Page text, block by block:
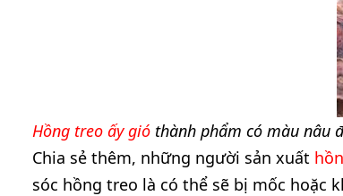
Hồng treo ấy gió thành phẩm có màu nâu
Chia sẻ thêm, những người sản xuất
sóc hồng treo là có thể sẽ bị mốc hoặc